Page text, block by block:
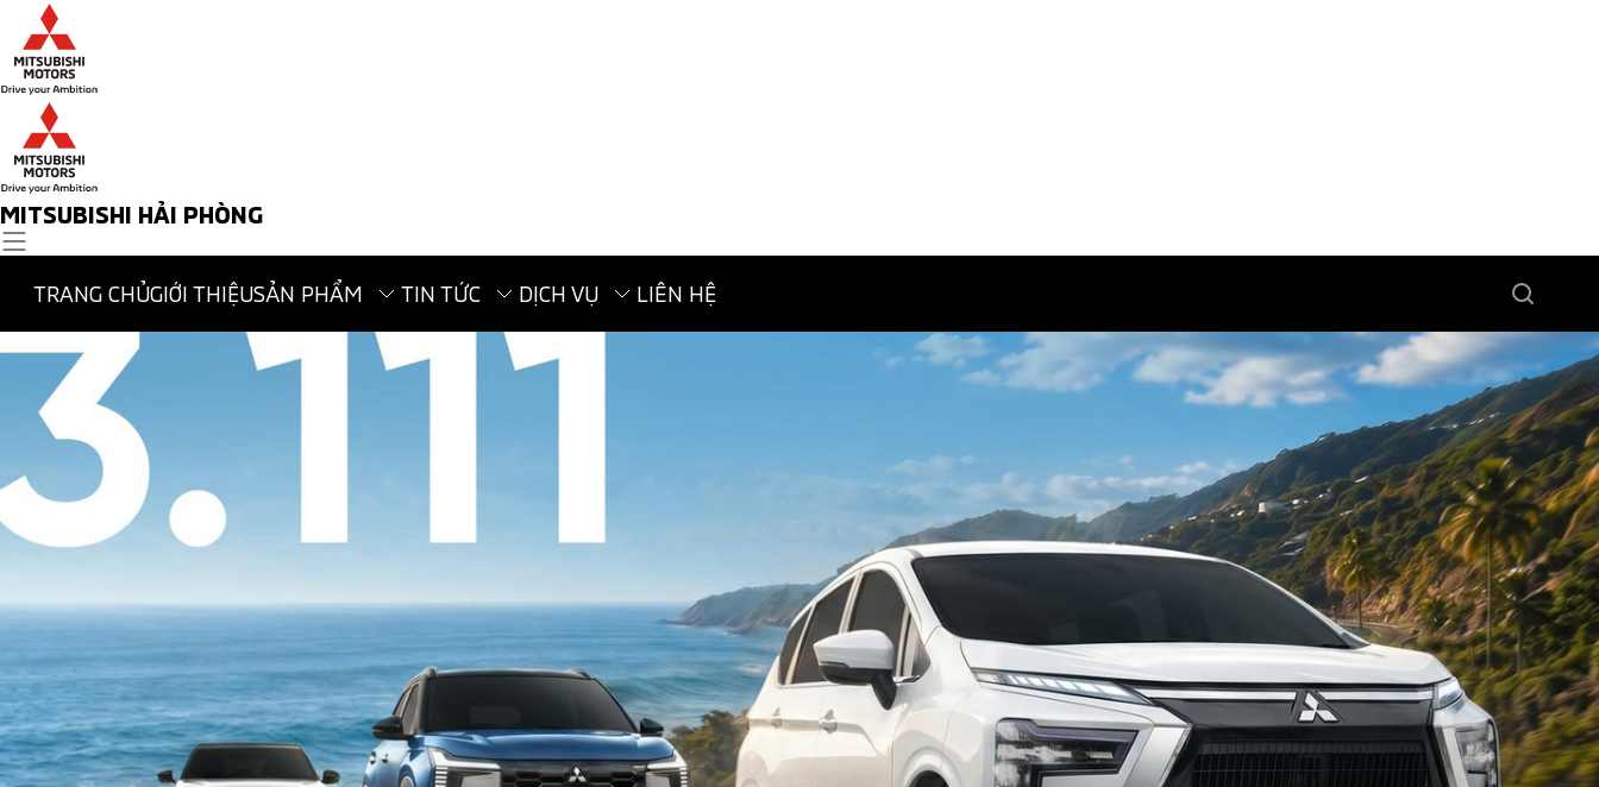
MITSUBISHI HẢI PHÒNG
TRANG CHỦGIỚI THIỆUSẢN PHẨM TIN TỨC DỊCH VỤ LIÊN HỆ